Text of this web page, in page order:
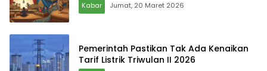
Kabar Jumat, 20 Maret 2026
Pemerintah Pastikan Tak Ada Kenaikan
Tarif Listrik Triwulan II 2026